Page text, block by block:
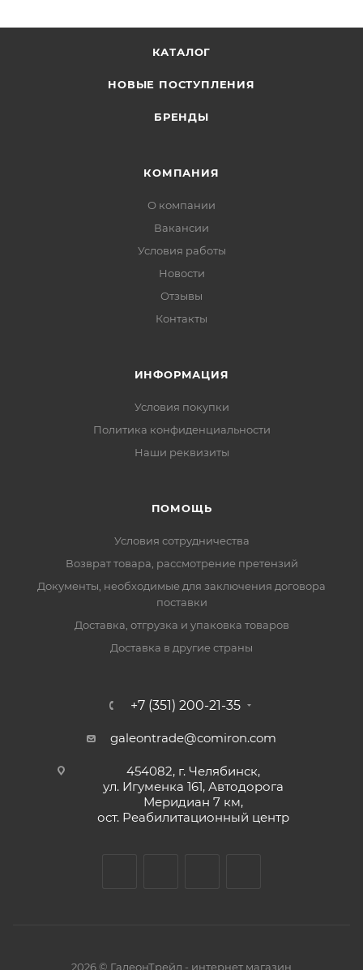
КАТАЛОГ
НОВЫЕ ПОСТУПЛЕНИЯ
БРЕНДЫ
КОМПАНИЯ
О компании
Вакансии
Условия работы
Новости
Отзывы
Контакты
ИНФОРМАЦИЯ
Условия покупки
Политика конфиденциальности
Наши реквизиты
ПОМОЩЬ
Условия сотрудничества
Возврат товара, рассмотрение претензий
Документы, необходимые для заключения договора
поставки
Доставка, отгрузка и упаковка товаров
Доставка в другие страны
+7 (351) 200-21-35
galeontrade@comiron.com
454082, г. Челябинск,
ул. Игуменка 161, Автодорога
Меридиан 7 км,
ост. Реабилитационный центр
2026 © ГалеонТрейд - интернет магазин